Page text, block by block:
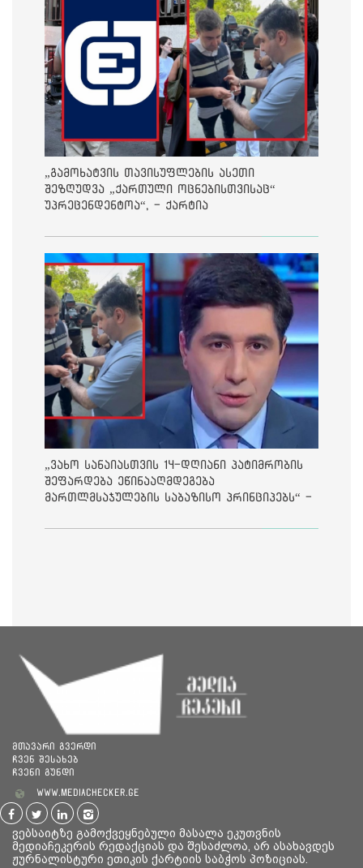
„გამოხატვის თავისუფლების ასეთი
შეზღუდვა „ქართული ოცნებისთვისაც“
უპრეცენდენტოა“, - ქარტია
„ვახო სანაიასთვის 14-დღიანი პატიმრობის
შეფარდება ეწინააღმდეგება
მართლმსაჯულების საბაზისო პრინციპებს“ -
მთავარი გვერდი
ჩვენ შესახებ
ჩვენი გუნდი
www.mediachecker.ge
ვებსაიტზე გამოქვეყნებული მასალა ეკუთვნის
მედიაჩეკერის რედაქციას და შესაძლოა, არ ასახავდეს
ჟურნალისტური ეთიკის ქარტიის საბჭოს პოზიციას.